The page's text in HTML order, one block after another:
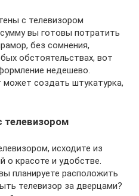
с телевизором
вы готовы потратить
без сомнения,
обстоятельствах, вот
недешево.
создать штукатурка,
телевизором
исходите из
о красоте и удобстве.
планируете расположить
телевизор за дверцами?